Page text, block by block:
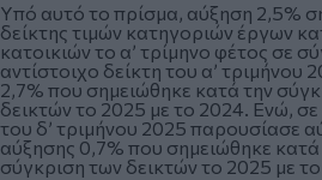
Υπό αυτό το πρίσμα, αύξηση 2,5%
δείκτης τιμών κατηγοριών έργων
κατοικιών το α’ τρίμηνο φέτος σε
αντίστοιχο δείκτη του α’ τριμήνου
2,7% που σημειώθηκε κατά την
δεικτών το 2025 με το 2024. Ενώ, σε
του δ’ τριμήνου 2025 παρουσίασε
αύξησης 0,7% που σημειώθηκε κατά
σύγκριση των δεικτών το 2025 με